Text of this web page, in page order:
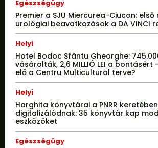
Egészségügy
Premier a SJU Miercurea-Ciucon:
urológiai beavatkozások a DA VINCI
Helyi
Hotel Bodoc Sfântu Gheorghe:
vásárolták, 2,6 MILLIÓ LEI a
elő a Centru Multicultural terve?
Helyi
Harghita könyvtárai a PNRR keretében
digitalizálódnak: 35 könyvtár kap
eszközöket
Egészségügy